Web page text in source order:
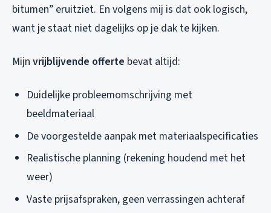
bitumen” eruitziet. En volgens mij is dat ook logisch,
want je staat niet dagelijks op je dak te kijken.
Mijn vrijblijvende offerte bevat altijd:
Duidelijke probleemomschrijving met
beeldmateriaal
De voorgestelde aanpak met materiaalspecificaties
Realistische planning (rekening houdend met het
weer)
Vaste prijsafspraken, geen verrassingen achteraf